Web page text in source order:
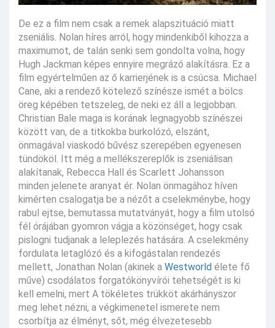
De ez a film nem csak a remek alapszituáció miatt
zseniális. Nolan híres arról, hogy mindenkiből kihozza a
maximumot, de talán senki sem gondolta volna, hogy
Hugh Jackman képes ennyire megrázó alakításra. Ez a
film egyértelműen az ő karrierjének is a csúcsa. Michael
Cane, aki a rendező kötelező színésze ismét a bölcs
öreg képében tetszeleg, de neki ez áll a legjobban.
Christian Bale maga is korának legnagyobb színészei
között van, de a titkokba burkolózó, elszánt,
önmagával viaskodó bűvész szerepében egyenesen
tündököl. Itt még a mellékszereplők is zseniálisan
alakítanak, Rebecca Hall és Scarlett Johansson
minden jelenete aranyat ér. Nolan önmagához híven
kimérten csalogatja be a nézőt a cselekménybe, hogy
rabul ejtse, bemutassa mutatványát, hogy a film utolsó
fél órájában gyomron vágja a közönséget, hogy csak
pislogni tudjanak a leleplezés hatására. A cselekmény
fordulata letaglózó és a kifogástalan rendezés
mellett, Jonathan Nolan (akinek a Westworld élete fő
műve) csodálatos forgatókönyvírói tehetségét is ki
kell emelni, mert A tökéletes trükköt akárhányszor
meg lehet nézni, a végkimenetel ismerete nem
csorbítja az élményt, sőt, még élvezetesebb